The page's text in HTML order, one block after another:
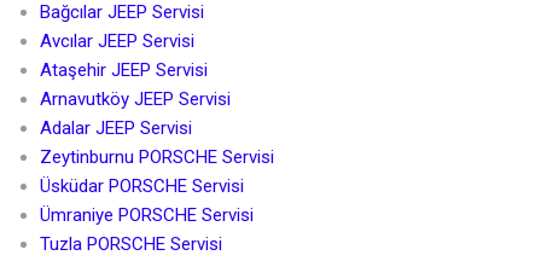
Bağcılar JEEP Servisi
Avcılar JEEP Servisi
Ataşehir JEEP Servisi
Arnavutköy JEEP Servisi
Adalar JEEP Servisi
Zeytinburnu PORSCHE Servisi
Üsküdar PORSCHE Servisi
Ümraniye PORSCHE Servisi
Tuzla PORSCHE Servisi